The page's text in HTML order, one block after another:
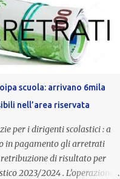
compresa tra 9 e 20 anni
fino a 1.002 euro lordi
contratto provinciale
un congedo speciale
donne vittime di violenza di
con la normativa nazionale e
di offrire maggiore tutela e
delicate. L’indennità
i docenti è un unicum in
di una misura esclusiva della
di Bolzano, che integra
lo stipendio nazionale
scuola: arrivano 6mila
nell’area riservata
per i dirigenti scolastici : a
in pagamento gli arretrati
di risultato per
2023/2024 . L’operazione,